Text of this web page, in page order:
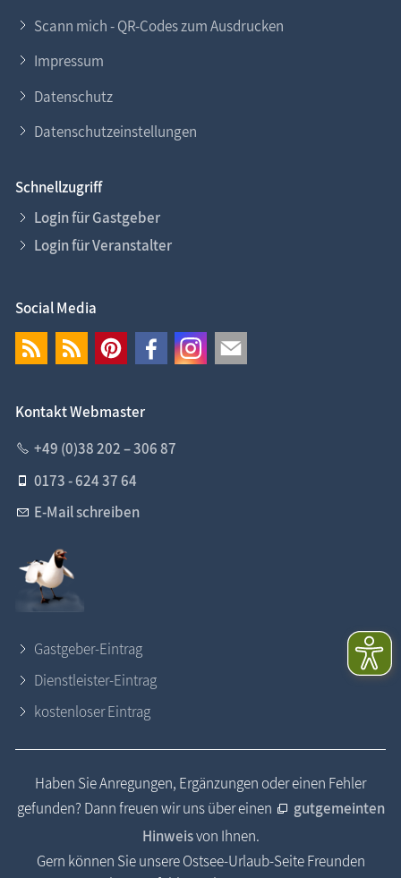
Scann mich - QR-Codes zum Ausdrucken
Impressum
Datenschutz
Datenschutzeinstellungen
Schnellzugriff
Login für Gastgeber
Login für Veranstalter
Social Media
Kontakt Webmaster
+49 (0)38 202 – 306 87
0173 - 624 37 64
E-Mail schreiben
Gastgeber-Eintrag
Dienstleister-Eintrag
kostenloser Eintrag
Haben Sie Anregungen, Ergänzungen oder einen Fehler
gefunden? Dann freuen wir uns über einen
gutgemeinten
Hinweisvon Ihnen.
Gern können Sie unsere Ostsee-Urlaub-Seite Freunden